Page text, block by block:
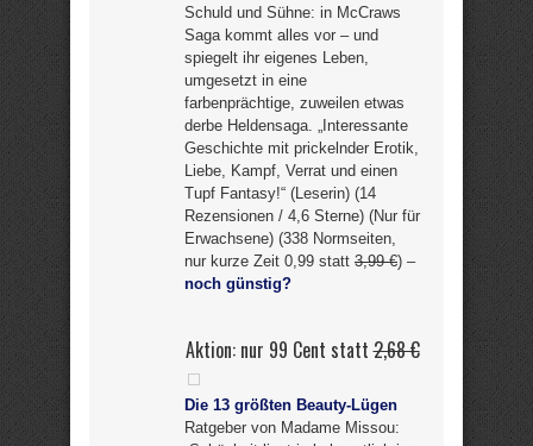
Schuld und Sühne: in McCraws
Saga kommt alles vor – und
spiegelt ihr eigenes Leben,
umgesetzt in eine
farbenprächtige, zuweilen etwas
derbe Heldensaga. „Interessante
Geschichte mit prickelnder Erotik,
Liebe, Kampf, Verrat und einen
Tupf Fantasy!“ (Leserin) (14
Rezensionen / 4,6 Sterne) (Nur für
Erwachsene) (338 Normseiten,
nur kurze Zeit 0,99 statt 3,99 €) –
noch günstig?
Aktion: nur 99 Cent statt2,68 €
Die 13 größten Beauty-Lügen
Ratgeber von Madame Missou: